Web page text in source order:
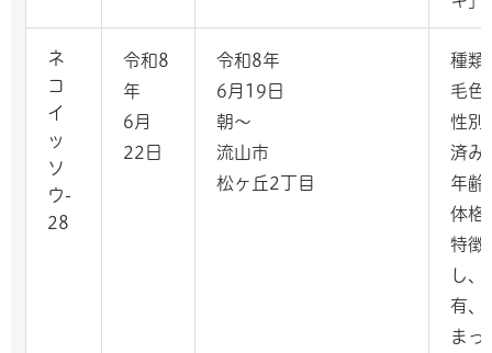
ネ
コ
イ
ッ
ソ
ウ-
28
令和8
年
6月
22日
令和8年
6月19日
朝～
流山市
松ヶ丘2丁目
種類
毛色
性別
済み
年齢
体格
特徴
し、
有、
まっ